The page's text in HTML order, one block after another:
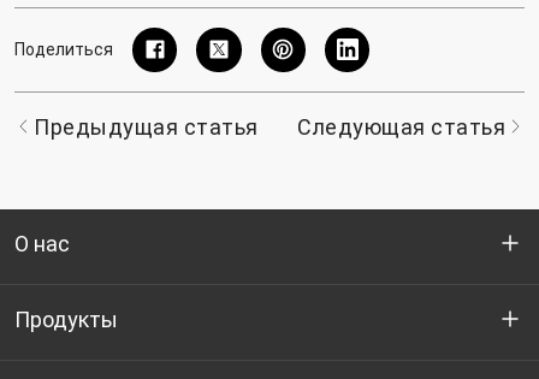
Поделиться
Предыдущая статья Следующая статья
О нас
Кто мы
Продукты